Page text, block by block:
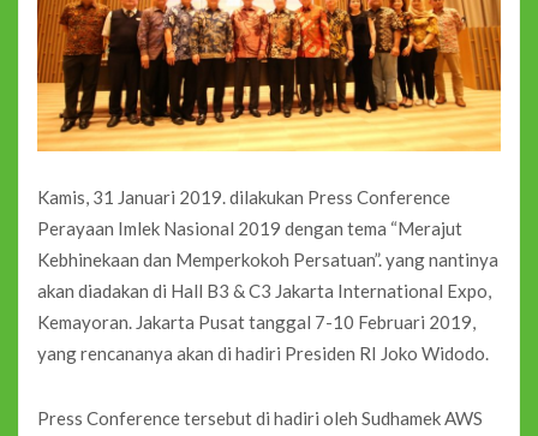
Kamis, 31 Januari 2019. dilakukan Press Conference
Perayaan Imlek Nasional 2019 dengan tema “Merajut
Kebhinekaan dan Memperkokoh Persatuan”. yang nantinya
akan diadakan di Hall B3 & C3 Jakarta International Expo,
Kemayoran. Jakarta Pusat tanggal 7-10 Februari 2019,
yang rencananya akan di hadiri Presiden RI Joko Widodo.
Press Conference tersebut di hadiri oleh Sudhamek AWS